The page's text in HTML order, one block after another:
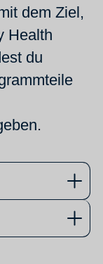
dem Ziel,
Health
du